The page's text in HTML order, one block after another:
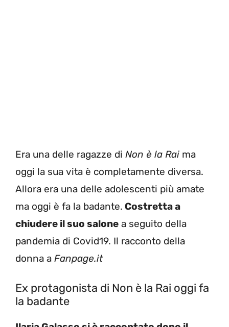
Era una delle ragazze di Non è la Rai ma
oggi la sua vita è completamente diversa.
Allora era una delle adolescenti più amate
ma oggi è fa la badante. Costretta a
chiudere il suo salone a seguito della
pandemia di Covid19. Il racconto della
donna a Fanpage.it
Ex protagonista di Non è la Rai oggi fa
la badante